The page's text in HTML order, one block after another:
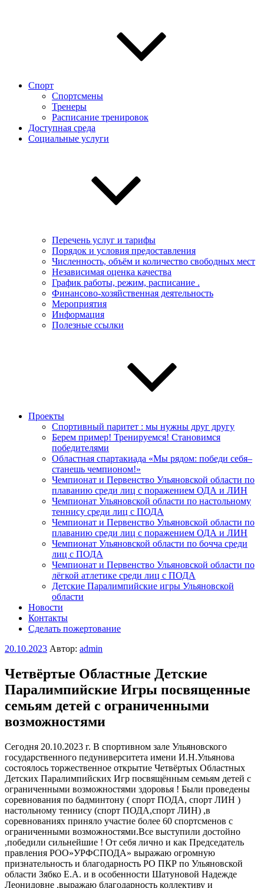
Спорт
Спортсмены
Тренеры
Расписание тренировок
Доступная среда
Социальные услуги
Перечень услуг и тарифы
Порядок и условия предоставления
Численность, объём и количество свободных мест
Независимая оценка качества
График работы, режим, расписание .
Финансово-хозяйственная деятельность
Мероприятия
Информация
Полезные ссылки
Проекты
Спортивный паритет : мы нужны друг другу
Берем пример! Тренируемся! Становимся
победителями
Областная спартакиада «Мы рядом: победи себя–
станешь чемпионом!»
Чемпионат и Первенство Ульяновской области по
плаванию среди лиц с поражением ОДА и ЛИН
Чемпионат Ульяновской области по настольному
теннису среди лиц с ПОДА
Чемпионат и Первенство Ульяновской области по
плаванию среди лиц с поражением ОДА и ЛИН
Чемпионат Ульяновской области по бочча среди
лиц с ПОДА
Чемпионат и Первенство Ульяновской области по
лёгкой атлетике среди лиц с ПОДА
Детские Паралимпийские игры Ульяновской
области
Новости
Контакты
Сделать пожертование
Опубликовано
20.10.2023 Автор: admin
Четвёртые Областные Детские
Паралимпийские Игры посвященные
семьям детей с ограниченными
возможностями
Сегодня 20.10.2023 г. В спортивном зале Ульяновского
государственного педуниверситета имени И.Н.Ульянова
состоялось торжественное открытие Четвёртых Областных
Детских Паралимпийских Игр посвящённым семьям детей с
ограниченными возможностями здоровья ! Были проведены
соревнования по бадминтону ( спорт ПОДА, спорт ЛИН )
настольному теннису (спорт ПОДА,спорт ЛИН) ,в
соревнованиях приняло участие более 60 спортсменов с
ограниченными возможностями.Все выступили достойно
,победили сильнейшие ! От себя лично и как Председатель
правления РОО»УРФСПОДА» выражаю огромную
признательность и благодарность РО ПКР по Ульяновской
области Зябко Е.А. и в особенности Шатуновой Надежде
Леонидовне ,выражаю благодарность коллективу и